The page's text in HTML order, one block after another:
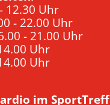
12.30 Uhr
- 22.00 Uhr
- 21.00 Uhr
Uhr
Uhr
im SportTreff